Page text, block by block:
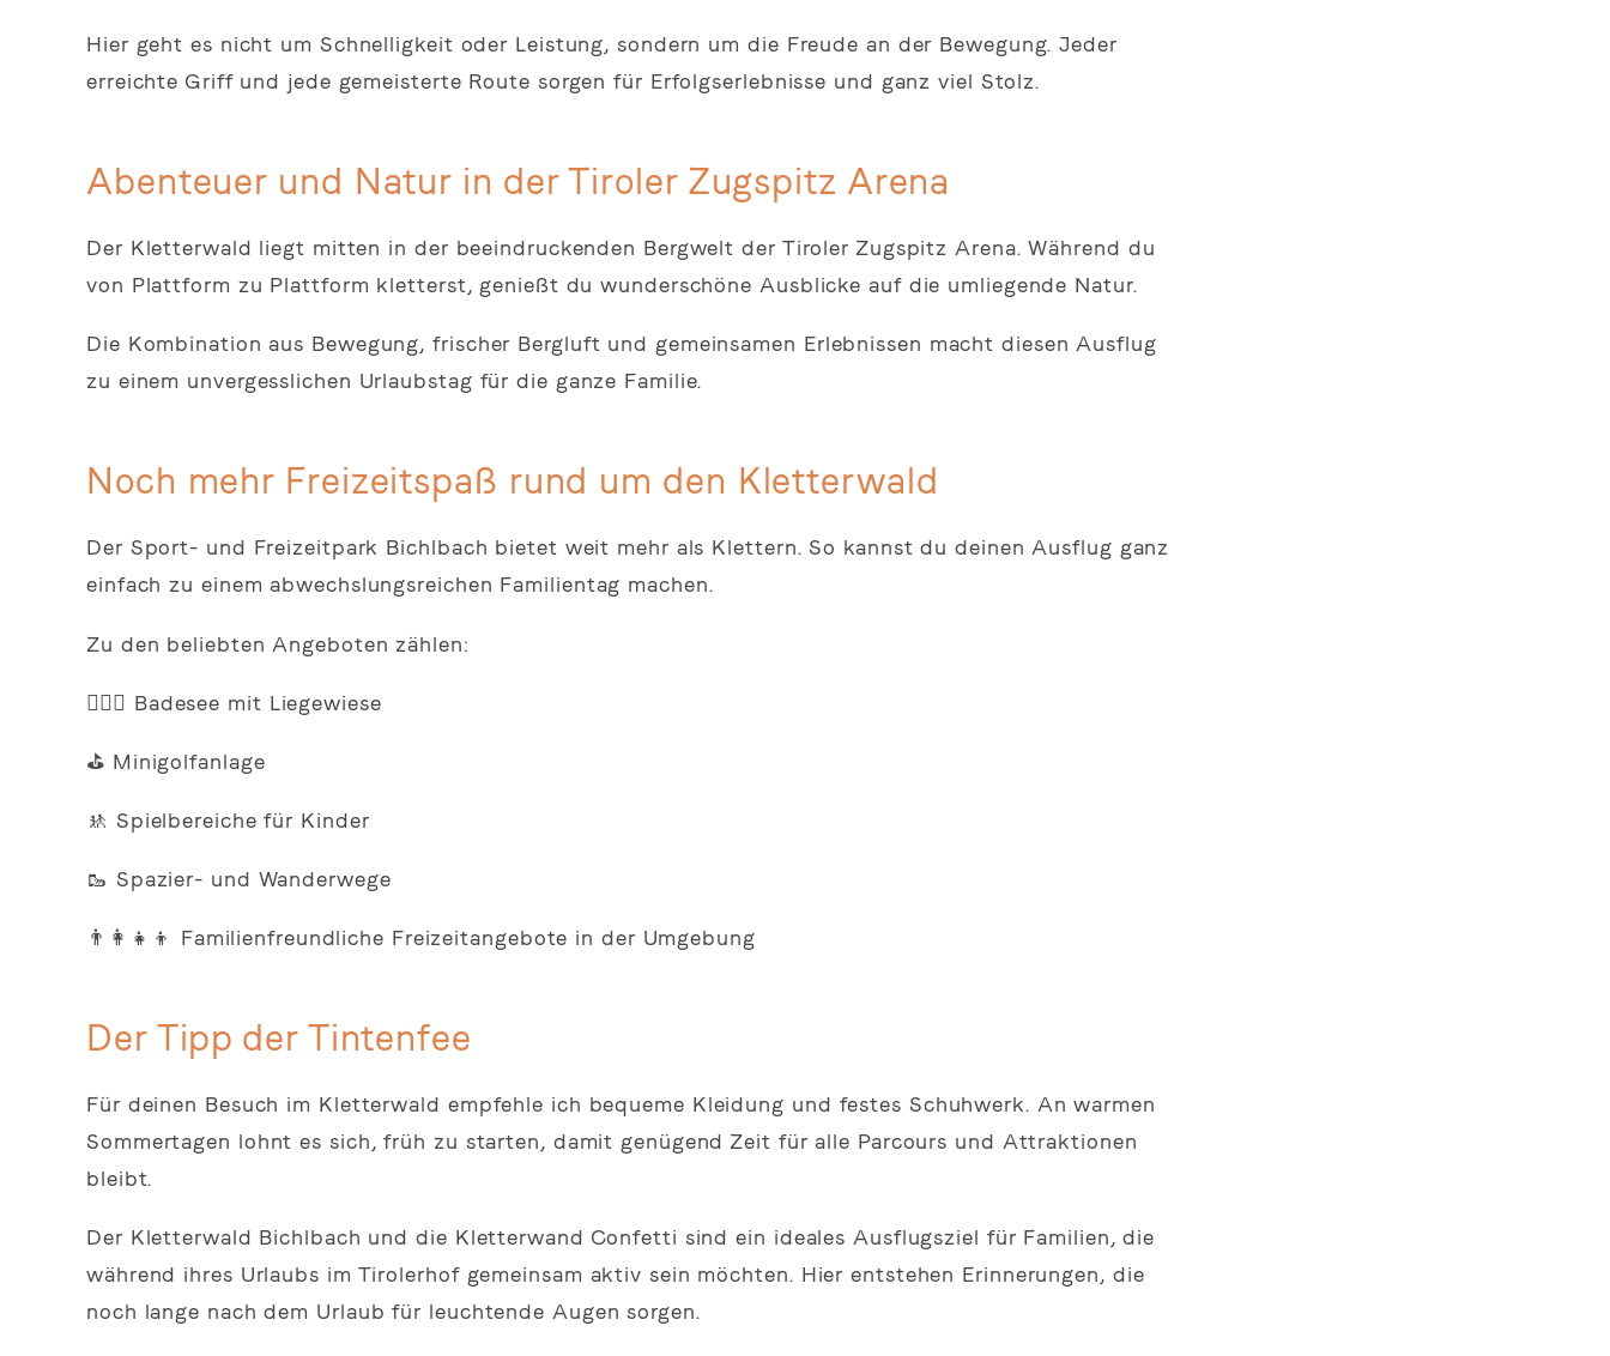
Hier geht es nicht um Schnelligkeit oder Leistung, sondern um die Freude an der Bewegung. Jeder
erreichte Griff und jede gemeisterte Route sorgen für Erfolgserlebnisse und ganz viel Stolz.
Abenteuer und Natur in der Tiroler Zugspitz Arena
Der Kletterwald liegt mitten in der beeindruckenden Bergwelt der Tiroler Zugspitz Arena. Während du
von Plattform zu Plattform kletterst, genießt du wunderschöne Ausblicke auf die umliegende Natur.
Die Kombination aus Bewegung, frischer Bergluft und gemeinsamen Erlebnissen macht diesen Ausflug
zu einem unvergesslichen Urlaubstag für die ganze Familie.
Noch mehr Freizeitspaß rund um den Kletterwald
Der Sport- und Freizeitpark Bichlbach bietet weit mehr als Klettern. So kannst du deinen Ausflug ganz
einfach zu einem abwechslungsreichen Familientag machen.
Zu den beliebten Angeboten zählen:
🚣🏻‍♀️ Badesee mit Liegewiese
⛳ Minigolfanlage
🚸 Spielbereiche für Kinder
🥾 Spazier- und Wanderwege
👨‍👩‍👧‍👦 Familienfreundliche Freizeitangebote in der Umgebung
Der Tipp der Tintenfee
Für deinen Besuch im Kletterwald empfehle ich bequeme Kleidung und festes Schuhwerk. An warmen
Sommertagen lohnt es sich, früh zu starten, damit genügend Zeit für alle Parcours und Attraktionen
bleibt.
Der Kletterwald Bichlbach und die Kletterwand Confetti sind ein ideales Ausflugsziel für Familien, die
während ihres Urlaubs im Tirolerhof gemeinsam aktiv sein möchten. Hier entstehen Erinnerungen, die
noch lange nach dem Urlaub für leuchtende Augen sorgen.